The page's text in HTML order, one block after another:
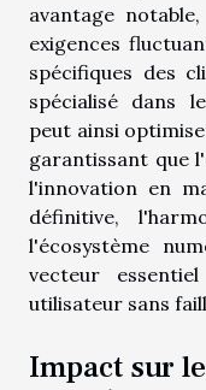
avantage
exigences
spécifiques des
spécialisé dans
peut ainsi
garantissant que
l'innovation en
définitive,
l'écosystème
vecteur
utilisateur sans
Impact sur